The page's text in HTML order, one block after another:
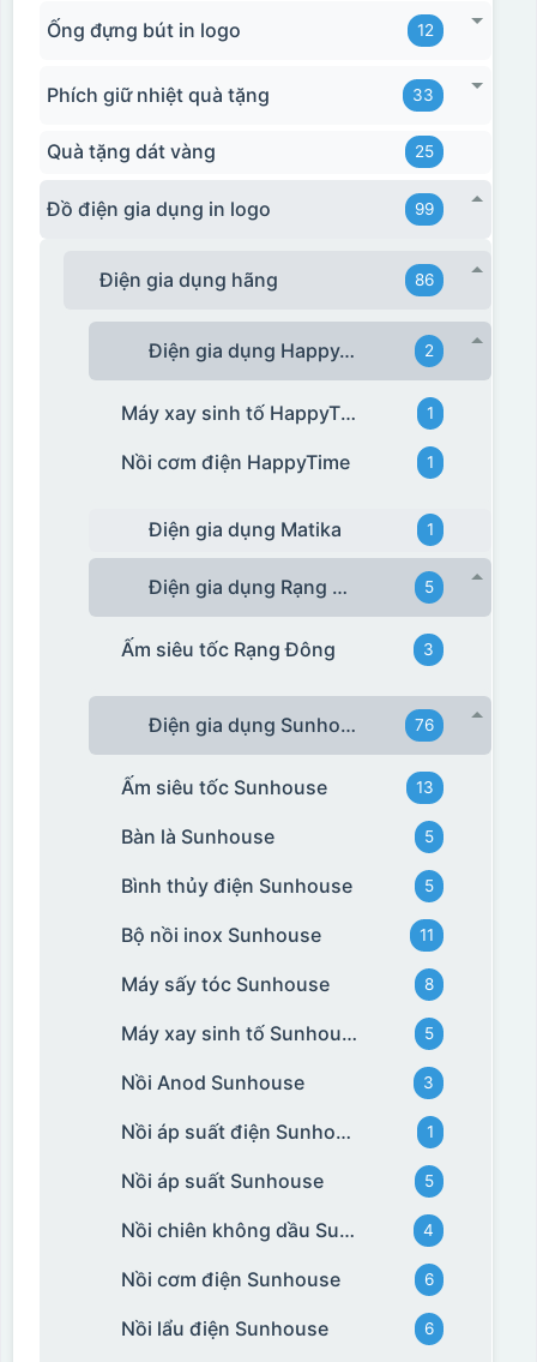
Ống đựng bút in logo 12
Phích giữ nhiệt quà tặng 33
Quà tặng dát vàng 25
Đồ điện gia dụng in logo 99
Điện gia dụng hãng 86
Điện gia dụng HappyTime 2
Máy xay sinh tố HappyTime 1
Nồi cơm điện HappyTime 1
Điện gia dụng Matika 1
Điện gia dụng Rạng Đông 5
Ấm siêu tốc Rạng Đông 3
Điện gia dụng Sunhouse 76
Ấm siêu tốc Sunhouse 13
Bàn là Sunhouse 5
Bình thủy điện Sunhouse 5
Bộ nồi inox Sunhouse 11
Máy sấy tóc Sunhouse 8
Máy xay sinh tố Sunhouse 5
Nồi Anod Sunhouse 3
Nồi áp suất điện Sunhouse 1
Nồi áp suất Sunhouse 5
Nồi chiên không dầu Sunhouse 4
Nồi cơm điện Sunhouse 6
Nồi lẩu điện Sunhouse 6